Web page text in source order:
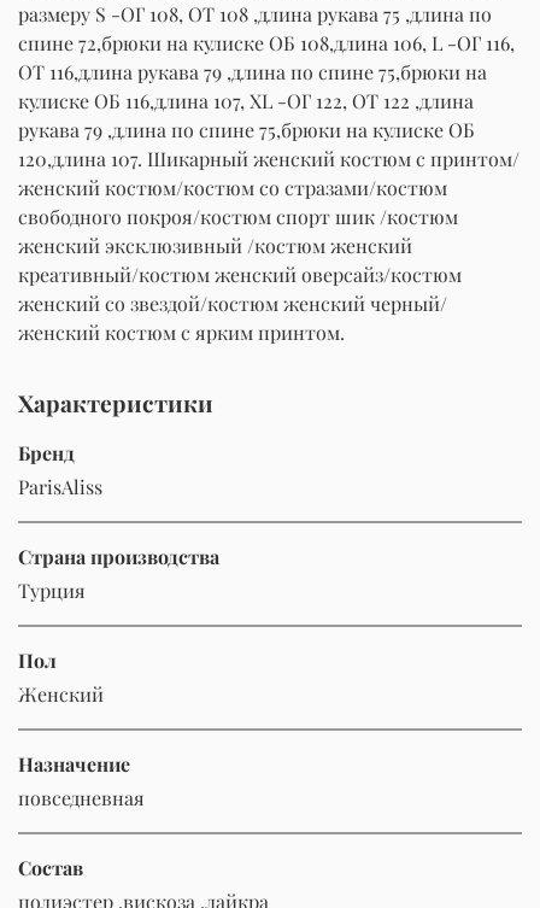
размеру S -ОГ 108, ОТ 108 ,длина рукава 75 ,длина по
спине 72,брюки на кулиске ОБ 108,длина 106, L -ОГ 116,
ОТ 116,длина рукава 79 ,длина по спине 75,брюки на
кулиске ОБ 116,длина 107, XL -ОГ 122, ОТ 122 ,длина
рукава 79 ,длина по спине 75,брюки на кулиске ОБ
120,длина 107. Шикарный женский костюм с принтом/
женский костюм/костюм со стразами/костюм
свободного покроя/костюм спорт шик /костюм
женский эксклюзивный /костюм женский
креативный/костюм женский оверсайз/костюм
женский со звездой/костюм женский черный/
женский костюм с ярким принтом.
Характеристики
Бренд
ParisAliss
Страна производства
Турция
Пол
Женский
Назначение
повседневная
Состав
полиэстер ,вискоза ,лайкра